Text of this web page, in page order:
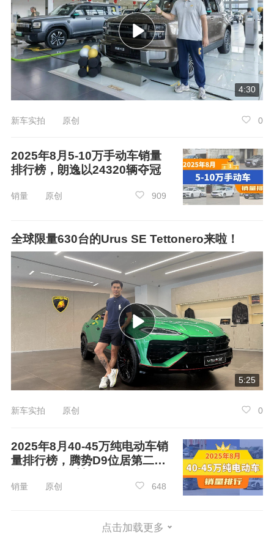
4:30
新车实拍 原创 0
2025年8月5-10万手动车销量
排行榜，朗逸以24320辆夺冠
销量 原创 909
全球限量630台的Urus SE Tettonero来啦！
5:25
新车实拍 原创 0
2025年8月40-45万纯电动车销
量排行榜，腾势D9位居第二，
销量 原创 648
点击加载更多